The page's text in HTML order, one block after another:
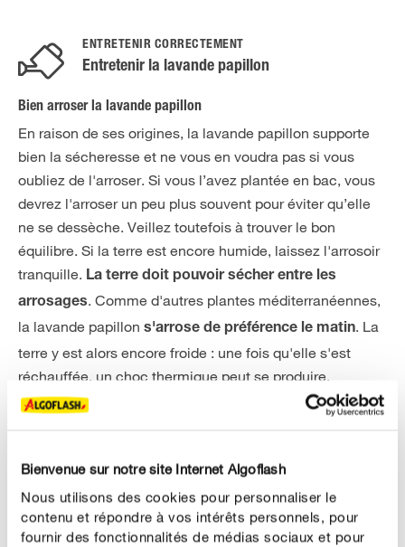
Bienvenue sur notre site Internet Algoflash
Nous utilisons des cookies pour personnaliser le
contenu et répondre à vos intérêts personnels, pour
fournir des fonctionnalités de médias sociaux et pour
ENTRETENIR CORRECTEMENT
Entretenir la lavande papillon
Bien arroser la lavande papillon
En raison de ses origines, la lavande papillon supporte
bien la sécheresse et ne vous en voudra pas si vous
oubliez de l'arroser. Si vous l’avez plantée en bac, vous
devrez l'arroser un peu plus souvent pour éviter qu’elle
ne se dessèche. Veillez toutefois à trouver le bon
équilibre. Si la terre est encore humide, laissez l'arrosoir
tranquille. La terre doit pouvoir sécher entre les
arrosages. Comme d'autres plantes méditerranéennes,
la lavande papillon s'arrose de préférence le matin. La
terre y est alors encore froide : une fois qu'elle s'est
réchauffée, un choc thermique peut se produire.
Il estimportant d'utiliser dans tous les cas de l'eau
calcaire dans votre région, on vous conseille de la filtrer
au préalable. La lavande papillon
appréciera toujours
mieux l'eau de pluie